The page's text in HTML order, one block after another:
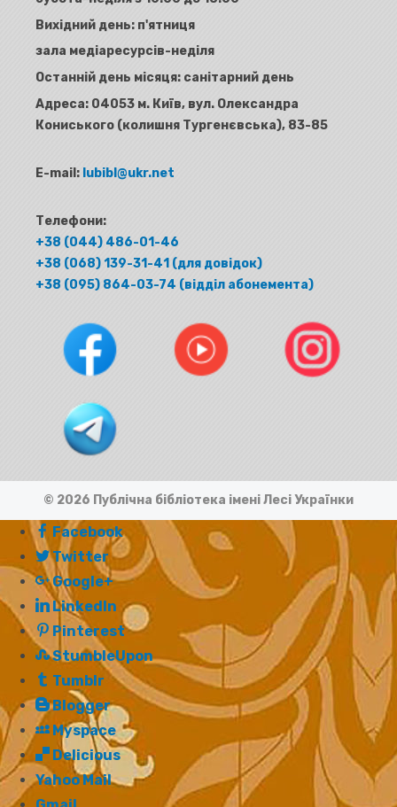
Вихідний день: п'ятниця
зала медіаресурсів-неділя
Останній день місяця: санітарний день
Адреса: 04053 м. Київ, вул. Олександра
Кониського (колишня Тургенєвська), 83-85
E-mail: lubibl@ukr.net
Телефони:
+38 (044) 486-01-46
+38 (068) 139-31-41 (для довідок)
+38 (095) 864-03-74 (відділ абонемента)
© 2026 Публічна бібліотека імені Лесі Українки
Facebook
Twitter
Google+
LinkedIn
Pinterest
StumbleUpon
Tumblr
Blogger
Myspace
Delicious
Yahoo Mail